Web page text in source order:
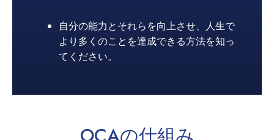
自分の能力とそれらを向上させ、人生で
より多くのことを達成できる方法を知っ
てください。